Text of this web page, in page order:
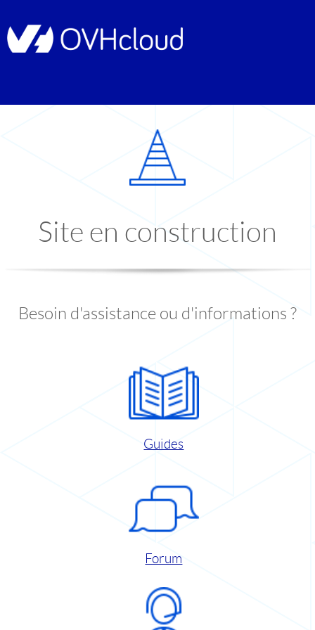
Site en construction
Besoin d'assistance ou d'informations ?
Guides
Forum